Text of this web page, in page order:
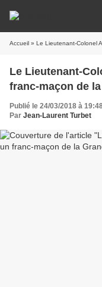
Accueil » Le Lieutenant-Colonel
Le Lieutenant-
franc-maçon de
Publié le 24/03/2018 à
Par Jean-Laurent Turbet